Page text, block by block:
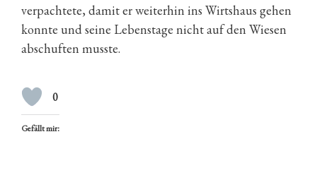
verpachtete, damit er weiterhin ins Wirtshaus gehen
konnte und seine Lebenstage nicht auf den Wiesen
abschuften musste.
0
Gefällt mir: